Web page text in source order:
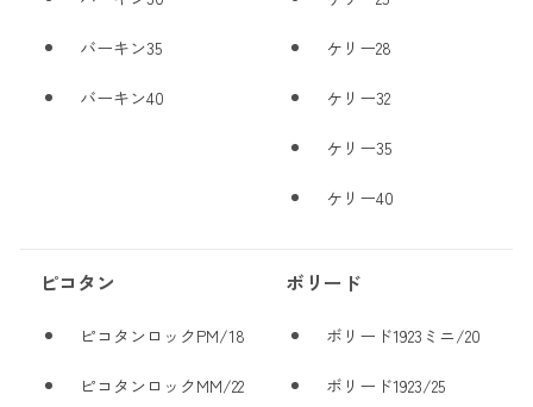
バーキン35
バーキン40
ケリー28
ケリー32
ケリー35
ケリー40
ピコタン
ピコタンロックPM/18
ピコタンロックMM/22
ボリード
ボリード1923ミニ/20
ボリード1923/25